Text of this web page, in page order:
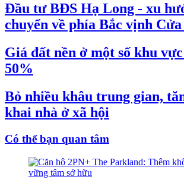
Đầu tư BĐS Hạ Long - xu
chuyển về phía Bắc vịnh
Giá đất nền ở một số khu
50%
Bỏ nhiều khâu trung gian,
khai nhà ở xã hội
Có thể bạn quan tâm